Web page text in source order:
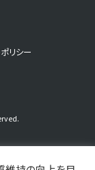
リシー